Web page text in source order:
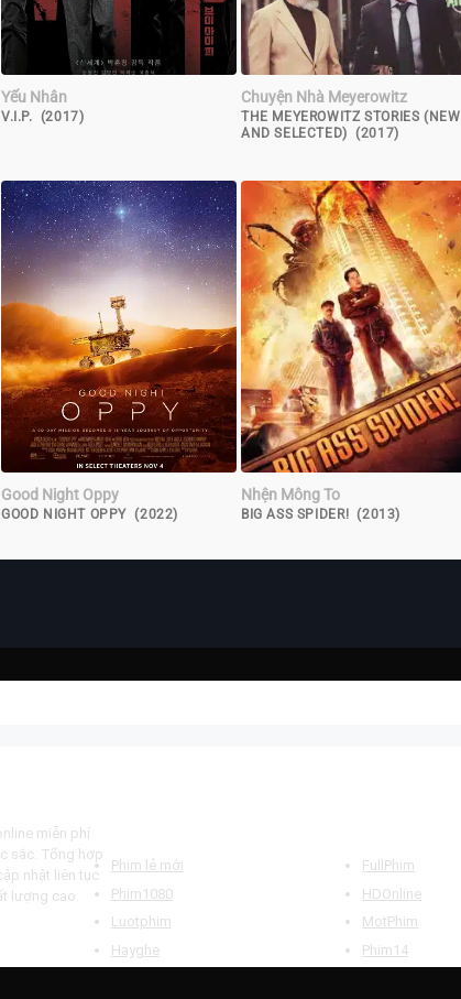
Yếu Nhân
V.I.P. (2017)
Chuyện Nhà Meyerowitz
THE MEYEROWITZ STORIES (NEW
AND SELECTED) (2017)
Good Night Oppy
GOOD NIGHT OPPY (2022)
Nhện Mông To
BIG ASS SPIDER! (2013)